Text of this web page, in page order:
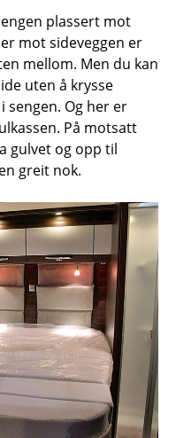
plassert mot
mot sideveggen er
mellom. Men du kan
uten å krysse
sengen. Og her er
På motsatt
gulvet og opp til
greit nok.